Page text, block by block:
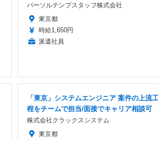
パーソルテンプスタッフ株式会社
東京都
時給1,650円
派遣社員
「東京」システムエンジニア 案件の上流
程をチームで担当/面接でキャリア相談可
株式会社クラックスシステム
東京都